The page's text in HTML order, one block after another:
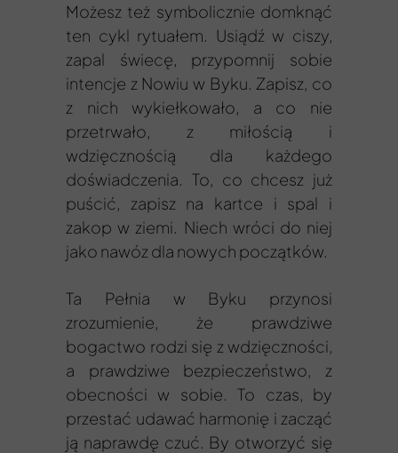
Możesz też symbolicznie domknąć
ten cykl rytuałem. Usiądź w ciszy,
zapal świecę, przypomnij sobie
intencje z Nowiu w Byku. Zapisz, co
z nich wykiełkowało, a co nie
przetrwało, z miłością i
wdzięcznością dla każdego
doświadczenia. To, co chcesz już
puścić, zapisz na kartce i spal i
zakop w ziemi. Niech wróci do niej
jako nawóz dla nowych początków.
Ta Pełnia w Byku przynosi
zrozumienie, że prawdziwe
bogactwo rodzi się z wdzięczności,
a prawdziwe bezpieczeństwo, z
obecności w sobie. To czas, by
przestać udawać harmonię i zacząć
ją naprawdę czuć. By otworzyć się